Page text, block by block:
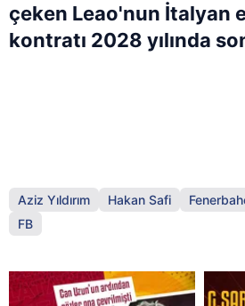
çeken Leao'nun İtalyan
kontratı 2028 yılında
Aziz Yıldırım Hakan Safi
FB